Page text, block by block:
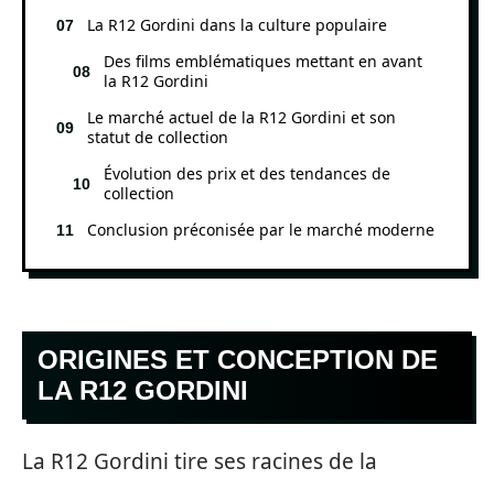
La R12 Gordini dans la culture populaire
Des films emblématiques mettant en avant
la R12 Gordini
Le marché actuel de la R12 Gordini et son
statut de collection
Évolution des prix et des tendances de
collection
Conclusion préconisée par le marché moderne
ORIGINES ET CONCEPTION DE
LA R12 GORDINI
La R12 Gordini tire ses racines de la